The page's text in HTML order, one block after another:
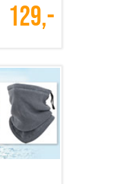
129,-